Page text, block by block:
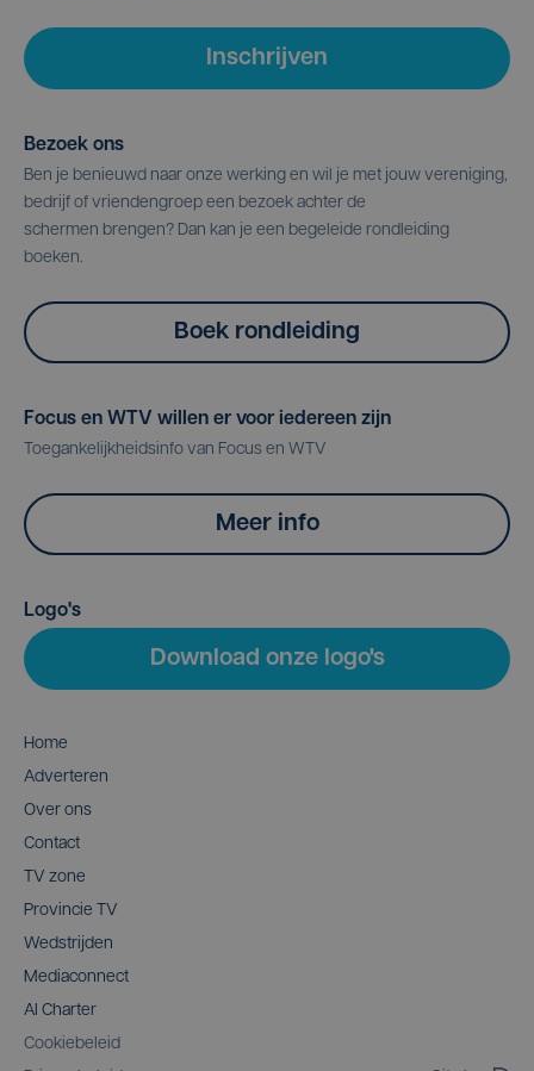
Inschrijven
Bezoek ons
Ben je benieuwd naar onze werking en wil je met jouw vereniging,
bedrijf of vriendengroep een bezoek achter de
schermen brengen? Dan kan je een begeleide rondleiding
boeken.
Boek rondleiding
Focus en WTV willen er voor iedereen zijn
Toegankelijkheidsinfo van Focus en WTV
Meer info
Logo's
Download onze logo's
Home
Adverteren
Over ons
Contact
TV zone
Provincie TV
Wedstrijden
Mediaconnect
AI Charter
Cookiebeleid